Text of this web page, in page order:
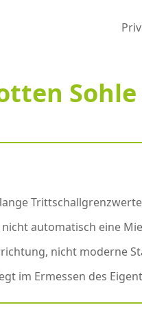
automatisch eine
nicht moderne
im Ermessen des